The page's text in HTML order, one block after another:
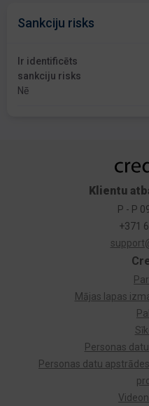
Sankciju risks
Ir identificēts
sankciju risks
Nē
Mājas lapas
Personas
Personas datu
Klientu
P - P
+371